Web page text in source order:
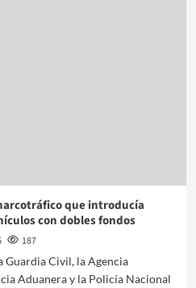
que introducía
con dobles fondos
187
Guardia Civil, la Agencia
Aduanera y la Policía Nacional